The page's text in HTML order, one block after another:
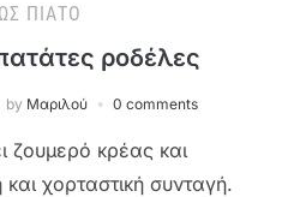
ΠΙΆΤΟ
ροδέλες
by Μαριλού 0 comments
ζουμερό κρέας και
χορταστική συνταγή.